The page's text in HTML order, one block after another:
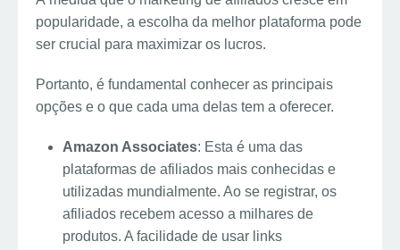
popularidade, a escolha da melhor plataforma pode
ser crucial para maximizar os lucros.
Portanto, é fundamental conhecer as principais
opções e o que cada uma delas tem a oferecer.
Amazon Associates: Esta é uma das
plataformas de afiliados mais conhecidas e
utilizadas mundialmente. Ao se registrar, os
afiliados recebem acesso a milhares de
produtos. A facilidade de usar links